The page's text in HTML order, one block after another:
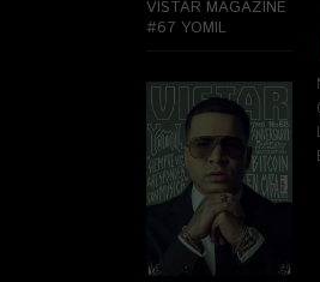
VISTAR MAGAZINE
#67 YOMIL